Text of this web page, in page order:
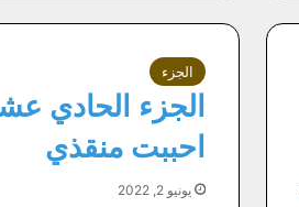
الجزء
الجزء الحادي
احببت منقذي
يونيو 2, 2022